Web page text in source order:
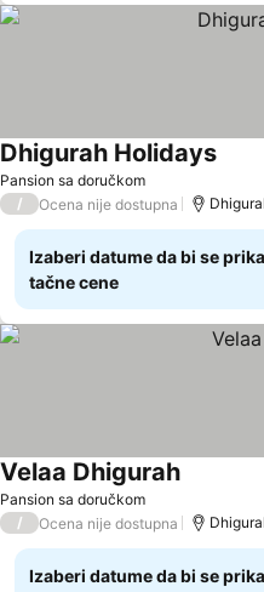
Pansion sa doručkom
Dhigurah Holidays
/ Ocena nije dostupna
Izaberi datume da bi se
tačne cene
Pansion sa doručkom
Velaa Dhigurah
/ Ocena nije dostupna
Izaberi datume da bi se